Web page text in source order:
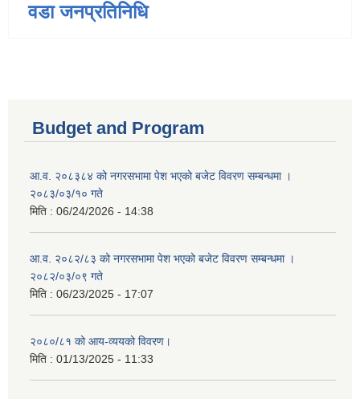
वडा जनप्रतिनिधि
Budget and Program
आ.व. २०८३८४ को नगरसभामा पेश भएको बजेट विवरण सम्बन्धमा ।
२०८३/०३/१० गते
मिति : 06/24/2026 - 14:38
आ.व. २०८२/८३ को नगरसभामा पेश भएको बजेट विवरण सम्बन्धमा ।
२०८२/०३/०९ गते
मिति : 06/23/2025 - 17:07
२०८०/८१ को आय-व्ययको विवरण।
मिति : 01/13/2025 - 11:33